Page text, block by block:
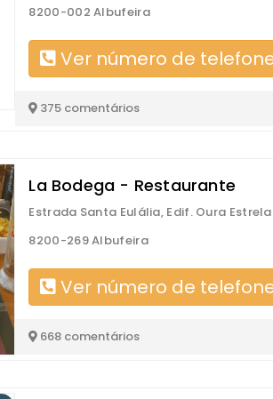
8200-002 Albufeira
Ver número de
375 comentários
La Bodega - Restaurante
Estrada Santa Eulália, Edif. Oura
8200-269 Albufeira
Ver número de
668 comentários